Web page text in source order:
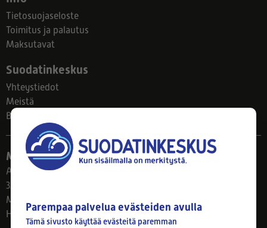
Tietosuojaseloste
Toimitus ja palautus
Maksutavat
Suodatinkeskus
Yhteystiedot
Meistä
Blogi
Myymälä
Ahlmanintie 61
33800 Tampere
Ma–Pe 8–17
Huom! Myymälän poikkeusaukiolot: 27.7.-21.8. klo 8-16
Parempaa palvelua evästeiden avulla
Tämä sivusto käyttää evästeitä paremman